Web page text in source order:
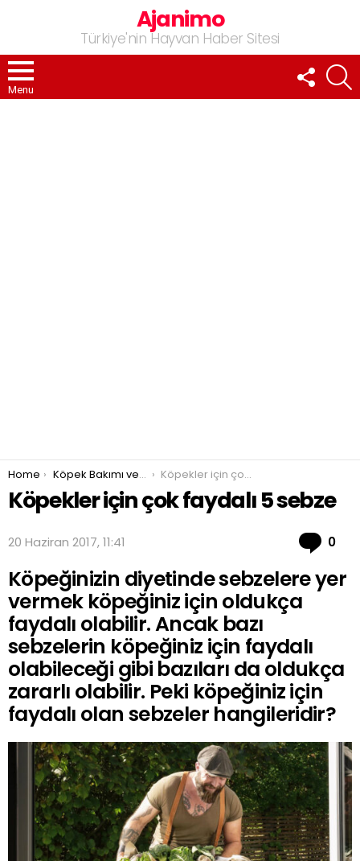
Ajanimo
Türkiye'nin Hayvan Haber Sitesi
Menu
FOLLOW
US
You are here:
Home Köpek Bakımı ve Beslenmesi Köpekler için çok faydalı 5 sebze
Köpekler için çok faydalı 5 sebze
20 Haziran 2017, 11:41 0
Köpeğinizin diyetinde sebzelere yer
vermek köpeğiniz için oldukça
faydalı olabilir. Ancak bazı
sebzelerin köpeğiniz için faydalı
olabileceği gibi bazıları da oldukça
zararlı olabilir. Peki köpeğiniz için
faydalı olan sebzeler hangileridir?